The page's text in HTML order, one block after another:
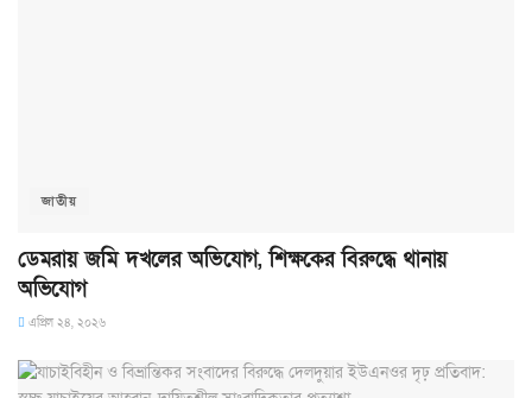
জাতীয়
ডেমরায় জমি দখলের অভিযোগ, শিক্ষকের বিরুদ্ধে থানায়
অভিযোগ
এপ্রিল ২৪, ২০২৬